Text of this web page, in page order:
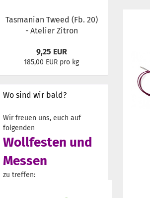
Tasmanian Tweed (Fb. 20)
- Atelier Zitron
9,25 EUR
185,00 EUR pro kg
Wo sind wir bald?
Wir freuen uns, euch auf
folgenden
Wollfesten und
Messen
zu treffen: